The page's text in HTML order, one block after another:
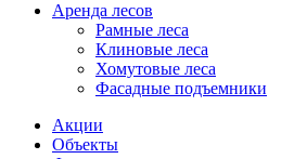
Аренда лесов
Рамные леса
Клиновые леса
Хомутовые леса
Фасадные подъемники
Акции
Объекты